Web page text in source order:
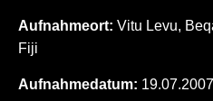
Aufnahmeort: Vitu Levu,
Fiji
Aufnahmedatum: 19.07.2007